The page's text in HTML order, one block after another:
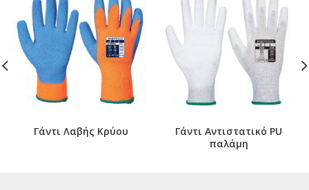
Γάντι Λαβής Κρύου
Γάντι Αντιστατικό PU
παλάμη